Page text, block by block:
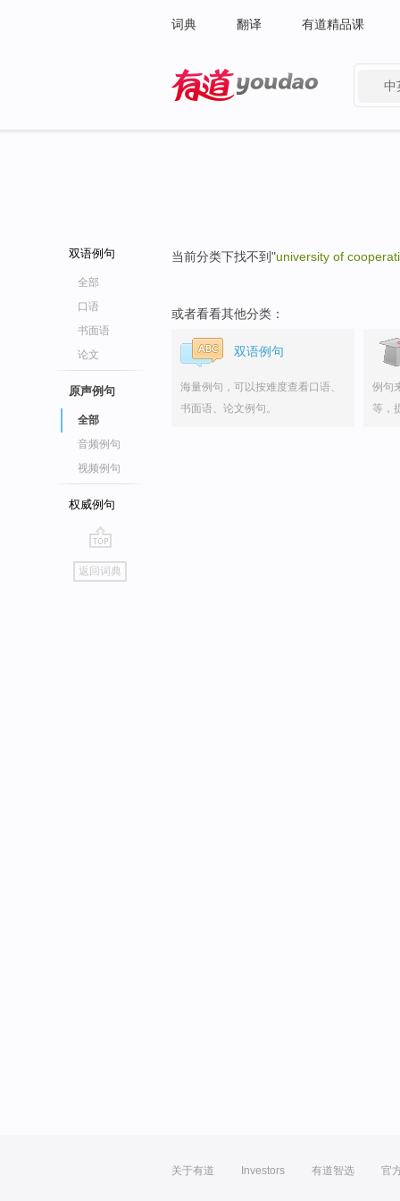
词典 翻译 有道精品课
中
双语例句
全部
口语
书面语
论文
原声例句
全部
音频例句
视频例句
权威例句
go
top
返回词典
当前分类下找不到"university of
或者看看其他分类：
双语例句
海量例句，可以按难度查看口语、
书面语、论文例句。
例句
等，
关于有道 Investors 有道智选 官